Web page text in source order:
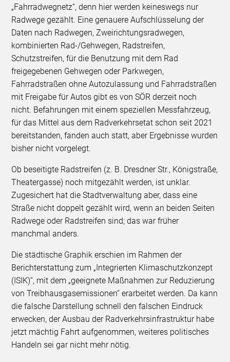
„Fahrradwegnetz“, denn hier werden keineswegs nur
Radwege gezählt. Eine genauere Aufschlüsselung der
Daten nach Radwegen, Zweirichtungsradwegen,
kombinierten Rad-/Gehwegen, Radstreifen,
Schutzstreifen, für die Benutzung mit dem Rad
freigegebenen Gehwegen oder Parkwegen,
Fahrradstraßen ohne Autozulassung und Fahrradstraßen
mit Freigabe für Autos gibt es von SÖR derzeit noch
nicht. Befahrungen mit einem speziellen Messfahrzeug,
für das Mittel aus dem Radverkehrsetat schon seit 2021
bereitstanden, fanden auch statt, aber Ergebnisse wurden
bisher nicht vorgelegt.
Ob beseitigte Radstreifen (z. B. Dresdner Str., Königstraße,
Theatergasse) noch mitgezählt werden, ist unklar.
Zugesichert hat die Stadtverwaltung aber, dass eine
Straße nicht doppelt gezählt wird, wenn an beiden Seiten
Radwege oder Radstreifen sind; das war früher
manchmal anders.
Die städtische Graphik erschien im Rahmen der
Berichterstattung zum „Integrierten Klimaschutzkonzept
(ISIK)“, mit dem „geeignete Maßnahmen zur Reduzierung
von Treibhausgasemissionen“ erarbeitet werden. Da kann
die falsche Darstellung schnell den falschen Eindruck
erwecken, der Ausbau der Radverkehrsinfrastruktur habe
jetzt mächtig Fahrt aufgenommen, weiteres politisches
Handeln sei gar nicht mehr nötig.